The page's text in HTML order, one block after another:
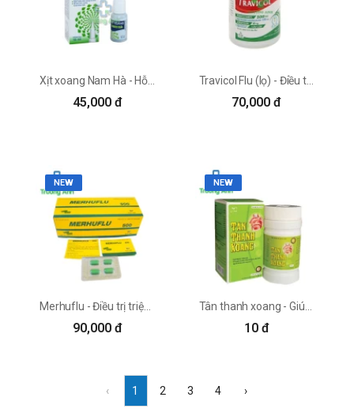
45,000 đ
Travicol Flu (lọ) - Điều trị các triệu chứng cảm cúm hiệu quả
70,000 đ
NEW
Merhuflu - Điều trị triệu chứng của bệnh cảm cúm hiệu quả
90,000 đ
NEW
10 đ
‹ 1 2 3 4 ›